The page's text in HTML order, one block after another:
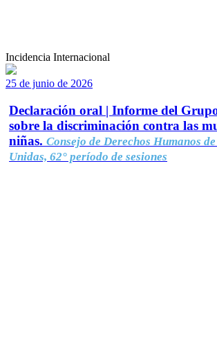
Incidencia Internacional
25 de junio de 2026
Declaración oral | Informe del
sobre la discriminación contra las
niñas. Consejo de Derechos Humanos
Unidas, 62° período de sesiones